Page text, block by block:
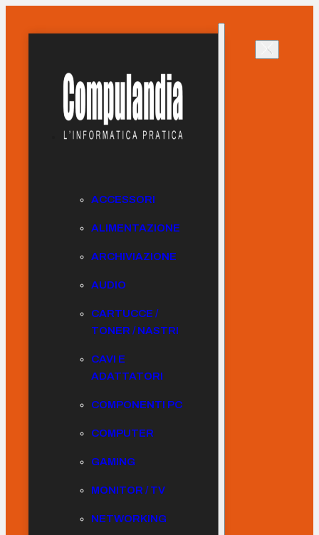
ACCESSORI
ALIMENTAZIONE
ARCHIVIAZIONE
AUDIO
CARTUCCE /
TONER / NASTRI
CAVI E
ADATTATORI
COMPONENTI PC
COMPUTER
GAMING
MONITOR / TV
NETWORKING